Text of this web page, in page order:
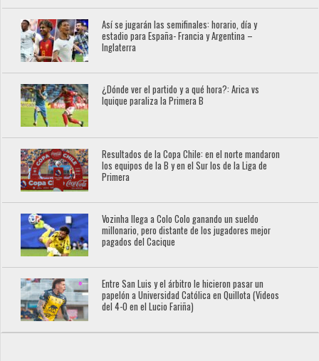
Así se jugarán las semifinales: horario, día y
estadio para España- Francia y Argentina –
Inglaterra
¿Dónde ver el partido y a qué hora?: Arica vs
Iquique paraliza la Primera B
Resultados de la Copa Chile: en el norte mandaron
los equipos de la B y en el Sur los de la Liga de
Primera
Vozinha llega a Colo Colo ganando un sueldo
millonario, pero distante de los jugadores mejor
pagados del Cacique
Entre San Luis y el árbitro le hicieron pasar un
papelón a Universidad Católica en Quillota (Videos
del 4-0 en el Lucio Fariña)